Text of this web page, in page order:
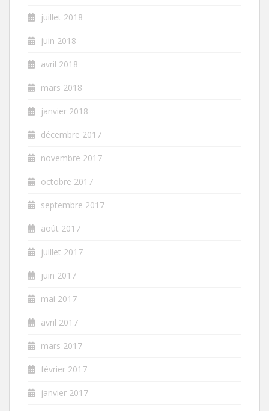
juillet 2018
juin 2018
avril 2018
mars 2018
janvier 2018
décembre 2017
novembre 2017
octobre 2017
septembre 2017
août 2017
juillet 2017
juin 2017
mai 2017
avril 2017
mars 2017
février 2017
janvier 2017